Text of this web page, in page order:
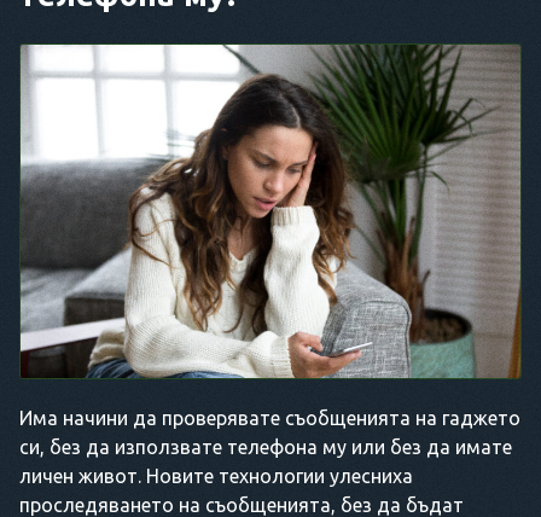
Има начини да проверявате съобщенията на гаджето
си, без да използвате телефона му или без да имате
личен живот. Новите технологии улесниха
проследяването на съобщенията, без да бъдат